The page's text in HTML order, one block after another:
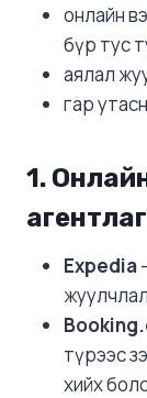
онлайн
бүр тус
аялал
гар
1.
Expedia
түрээс
хийх